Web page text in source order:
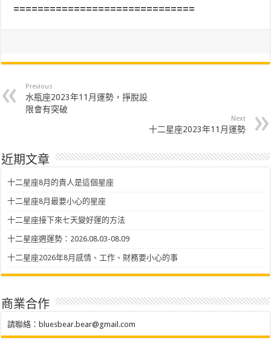
==============================
Previous
水瓶座2023年11月運勢，掙脫設
限會有突破
Next
十二星座2023年11月運勢
近期文章
十二星座8月的貴人是這個星座
十二星座8月最要小心的星座
十二星座接下來七天變好運的方法
十二星座週運勢：2026.08.03-08.09
十二星座2026年8月感情、工作、財務要小心的事
商業合作
請聯絡： bluesbear.bear@gmail.com